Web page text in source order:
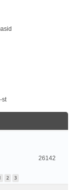
-st
2 3
26142